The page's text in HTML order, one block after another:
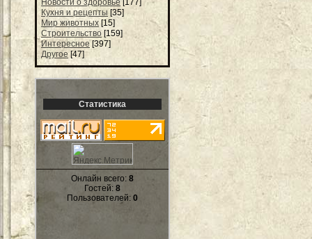
Кухня и рецепты [35]
Мир животных [15]
Строительство [159]
Интересное [397]
Другое [47]
Статистика
Онлайн всего: 8
Гостей: 8
Пользователей: 0